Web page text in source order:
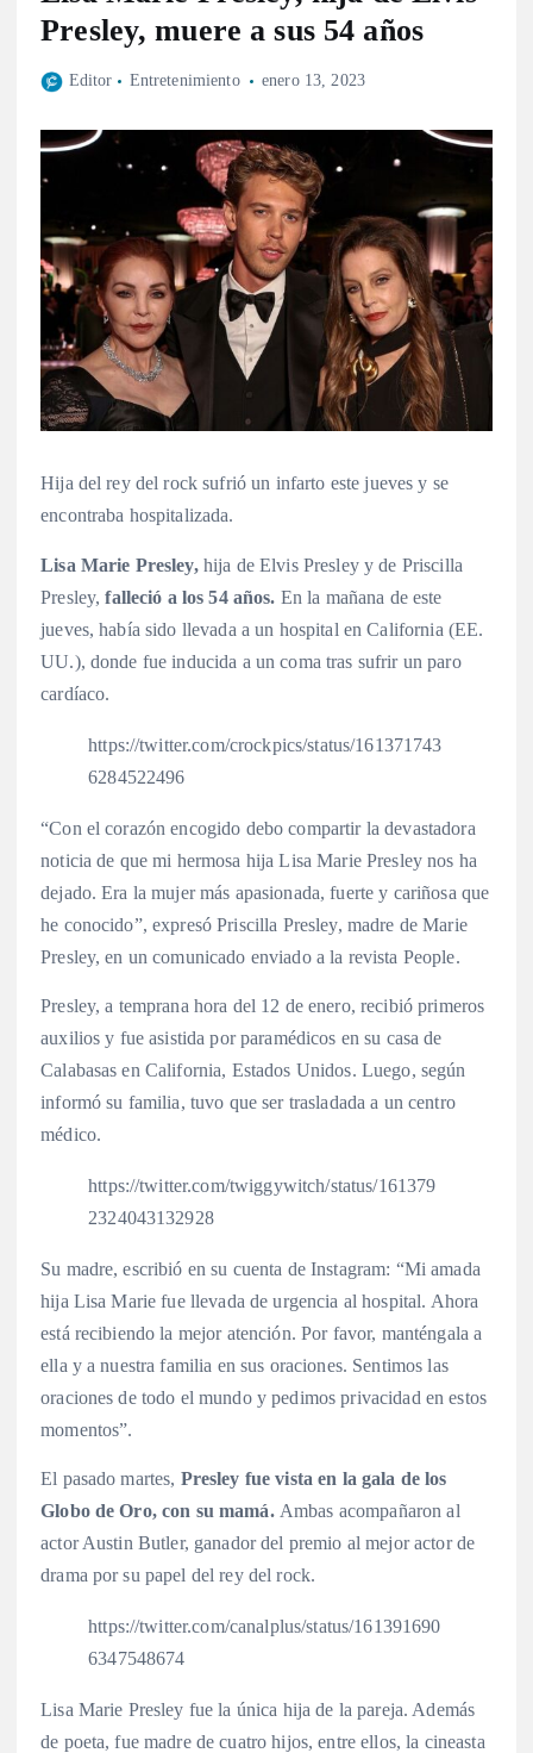
Presley, muere a sus 54 años
Editor Entretenimiento enero 13, 2023
Hija del rey del rock sufrió un infarto este jueves y se
encontraba hospitalizada.
Lisa Marie Presley, hija de Elvis Presley y de Priscilla
Presley,falleció a los 54 años. En la mañana de este
jueves, había sido llevada a un hospital en California (EE.
UU.), donde fue inducida a un coma tras sufrir un paro
cardíaco.
https://twitter.com/crockpics/status/161371743
6284522496
“Con el corazón encogido debo compartir la devastadora
noticia de que mi hermosa hija Lisa Marie Presley nos ha
dejado. Era la mujer más apasionada, fuerte y cariñosa que
he conocido”, expresó Priscilla Presley, madre de Marie
Presley, en un comunicado enviado a la revista People.
Presley, a temprana hora del 12 de enero, recibió primeros
auxilios y fue asistida por paramédicos en su casa de
Calabasas en California, Estados Unidos. Luego, según
informó su familia, tuvo que ser trasladada a un centro
médico.
https://twitter.com/twiggywitch/status/161379
2324043132928
Su madre, escribió en su cuenta de Instagram: “Mi amada
hija Lisa Marie fue llevada de urgencia al hospital. Ahora
está recibiendo la mejor atención. Por favor, manténgala a
ella y a nuestra familia en sus oraciones. Sentimos las
oraciones de todo el mundo y pedimos privacidad en estos
momentos”.
El pasado martes, Presley fue vista en la gala de los
Globo de Oro, con su mamá. Ambas acompañaron al
actor Austin Butler, ganador del premio al mejor actor de
drama por su papel del rey del rock.
https://twitter.com/canalplus/status/161391690
6347548674
Lisa Marie Presley fue la única hija de la pareja. Además
de poeta, fue madre de cuatro hijos, entre ellos, la cineasta